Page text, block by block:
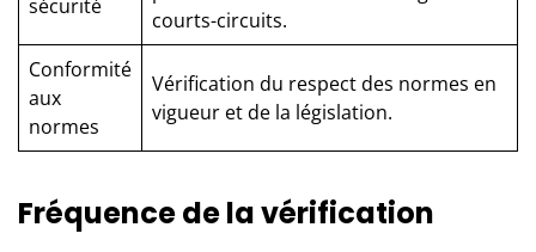
sécurité
courts-circuits.
Conformité
aux
normes
Vérification du respect des normes en
vigueur et de la législation.
Fréquence de la vérification